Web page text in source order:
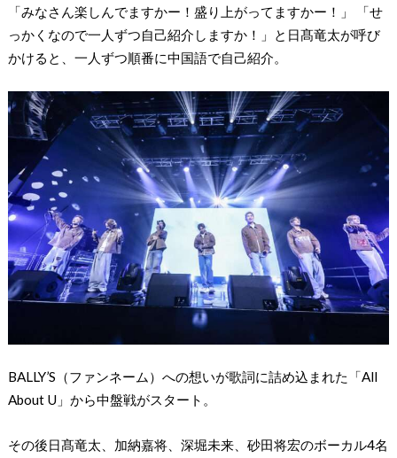
「みなさん楽しんでますかー！盛り上がってますかー！」 「せ
っかくなので一人ずつ自己紹介しますか！」と日髙竜太が呼び
かけると、一人ずつ順番に中国語で自己紹介。
BALLY’S（ファンネーム）への想いが歌詞に詰め込まれた「All
About U」から中盤戦がスタート。
その後日髙竜太、加納嘉将、深堀未来、砂田将宏のボーカル4名